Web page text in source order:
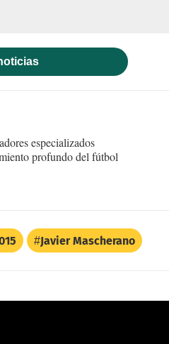
especializados
profundo del fútbol
Javier Mascherano